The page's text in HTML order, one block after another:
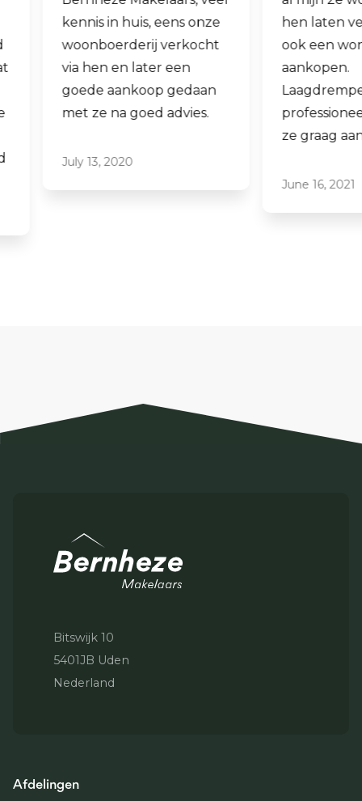
kennis in huis, eens onze
woonboerderij verkocht
via hen en later een
goede aankoop gedaan
met ze na goed advies.
July 13, 2020
hen laten
ook een
aankopen.
Laagdrempelig
professioneel, ik
ze graag aan.
June 16, 2021
Bitswijk 10
5401JB Uden
Nederland
Afdelingen